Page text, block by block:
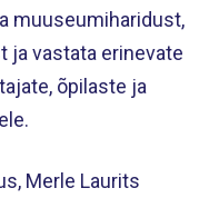
muuseumiharidust,
ja vastata erinevate
õpilaste ja
Merle Laurits